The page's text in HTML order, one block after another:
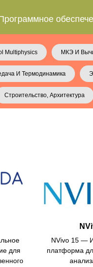
Multiphysics МКЭ И
И Термодинамика
Строительство, Архитектура
для
NVivo 15 —
платформа